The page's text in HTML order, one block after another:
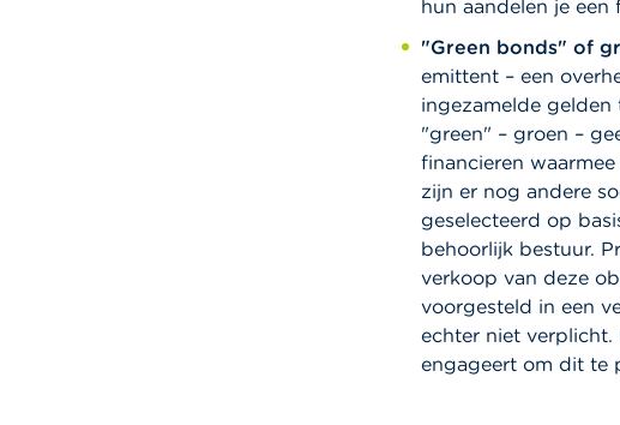
hun aandelen je een
"Green bonds" of
emittent – een
ingezamelde
"green" – groen –
financieren
zijn er nog andere
geselecteerd op
behoorlijk bestuur.
verkoop van deze
voorgesteld in een
echter niet
engageert om dit te